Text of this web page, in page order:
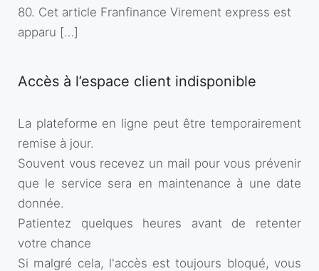
80. Cet article Franfinance Virement express est
apparu […]
Accès à l’espace client indisponible
La plateforme en ligne peut être temporairement
remise à jour.
Souvent vous recevez un mail pour vous prévenir
que le service sera en maintenance à une date
donnée.
Patientez quelques heures avant de retenter
votre chance
Si malgré cela, l'accès est toujours bloqué, vous